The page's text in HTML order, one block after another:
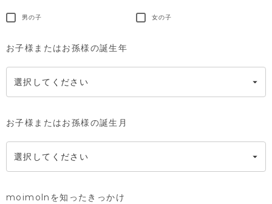
男の子 女の子
お子様またはお孫様の誕生年
お子様またはお孫様の誕生月
moimolnを知ったきっかけ